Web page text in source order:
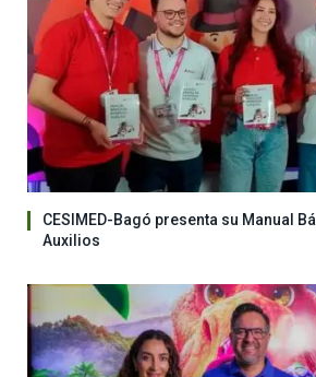
CESIMED-Bagó presenta su Manual
Auxilios